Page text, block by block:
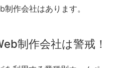
作会社はあります。
制作会社は警戒！